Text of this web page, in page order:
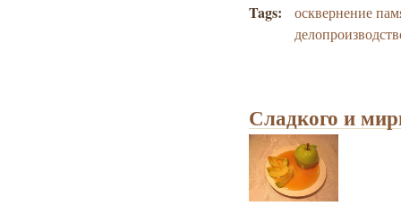
Tags:
осквернение
Сладкого и